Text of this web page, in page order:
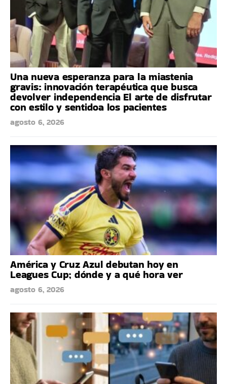
Una nueva esperanza para la miastenia
gravis: innovación terapéutica que busca
devolver independencia El arte de disfrutar
con estilo y sentidoa los pacientes
agosto 6, 2026
América y Cruz Azul debutan hoy en
Leagues Cup; dónde y a qué hora ver
agosto 6, 2026